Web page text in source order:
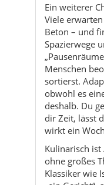
Ein weiterer
Viele
Beton – und
Spazierwege
Menschen
sortierst.
obwohl es
deshalb. Du
dir Zeit, lässt
wirkt ein
Kulinarisch ist
ohne großes
Klassiker wie